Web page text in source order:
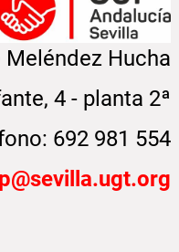
Meléndez Hucha
4 - planta 2ª
692 981 554